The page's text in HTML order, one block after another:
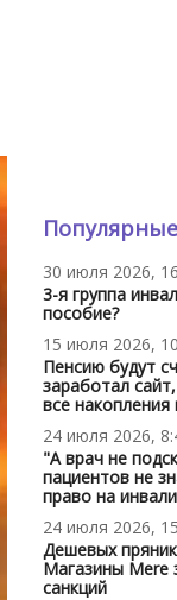
Популярные
30 июля 2026,
3-я группа
пособие?
15 июля 2026,
Пенсию будут
заработал
все накопления
24 июля 2026,
"А врач не
пациентов не
право на
24 июля 2026,
Дешевых
Магазины Mere
санкций